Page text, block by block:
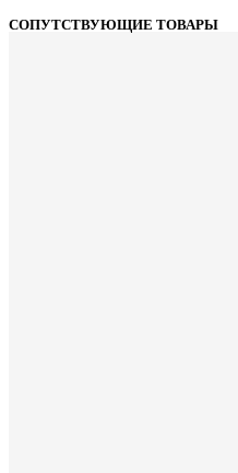
СОПУТСТВУЮЩИЕ ТОВАРЫ